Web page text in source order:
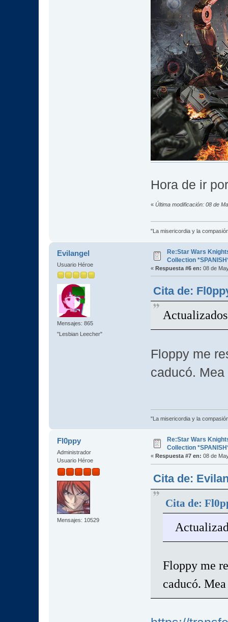
Hora de ir
« Última modificación: 08 de
"La misericordia y la
Evilangel
Usuario Héroe
Mensajes: 865
"Lesbian Leecher"
Re:Star Wars
Collection
« Respuesta #6 en: 08 de
Cita de:
Floppy me
caducó.
"La misericordia y la
Fl0ppy
Administrador
Usuario Héroe
Mensajes: 10529
Re:Star Wars
Collection
« Respuesta #7 en: 08 de
Cita de:
Cita de:
Floppy me
caducó.